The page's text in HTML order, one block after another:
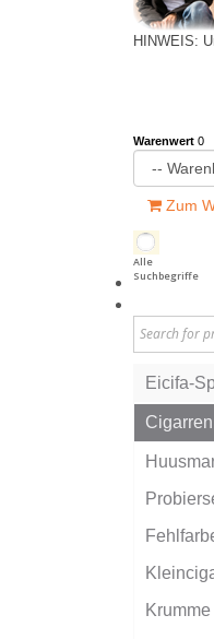
HINWEIS:
Warenwert 0
Zum
Alle
Suchbegriffe
Eicifa-
Cigarren
Krumme